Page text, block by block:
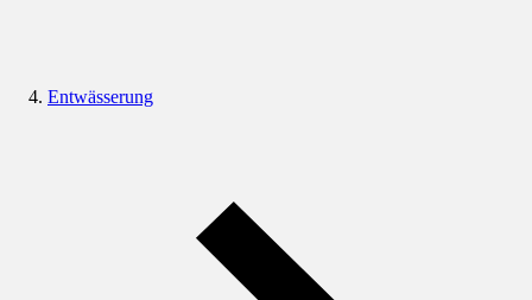
Entwässerung